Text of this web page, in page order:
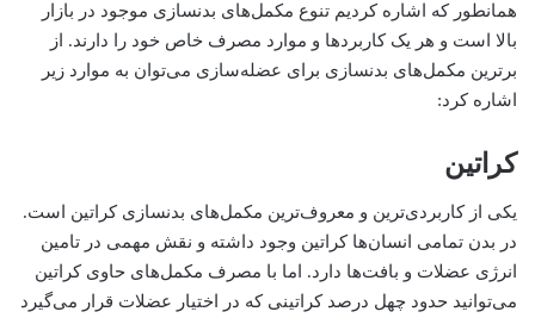
همانطور که اشاره کردیم تنوع مکمل‌های بدنسازی موجود در بازار
بالا است و هر یک کاربردها و موارد مصرف خاص خود را دارند. از
برترین مکمل‌های بدنسازی برای عضله‌سازی‌ می‌توان به موارد زیر
اشاره کرد:
کراتین
یکی از کاربردی‌‌ترین و معروف‌‌ترین مکمل‌های بدنسازی کراتین است.
در بدن تمامی انسان‌ها کراتین وجود داشته و نقش مهمی در تامین
انرژی عضلات و بافت‌ها دارد. اما با مصرف مکمل‌های حاوی کراتین‌
می‌توانید حدود چهل درصد کراتینی که در اختیار عضلات قرار‌ می‌گیرد